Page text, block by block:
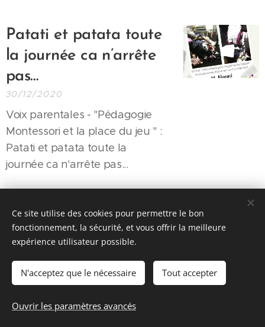
Patati et patata toute
la journée ca n’arrête
pas…
30/12/2020
Voix parentales - "Pédagogie
Montessori et la place du jeu " :
Patati et patata toute la
journée ca n'arrête pas...
Tabou magazine - M. Manard, Seraing Belgique
Cookies
Ce site utilise des cookies pour permettre le bon
fonctionnement, la sécurité, et vous offrir la meilleure
expérience utilisateur possible.
N'acceptez que le nécessaire Tout accepter
Ouvrir les paramètres avancés